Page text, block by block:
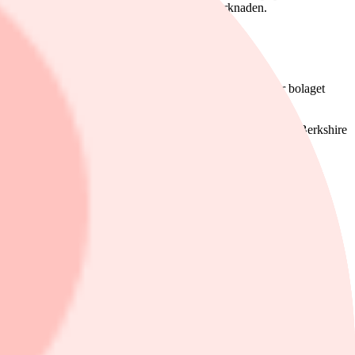
sätt kan vi ta vara på kursrörelser på marknaden.
Hathaway i grunden är ett försäkringsbolag, så är bolaget
särskilt positivt att Warren Buffett har stort eget ägande i Berkshire
ägande i bolaget.
har haft en avvaktande inställning till börsuppgången de